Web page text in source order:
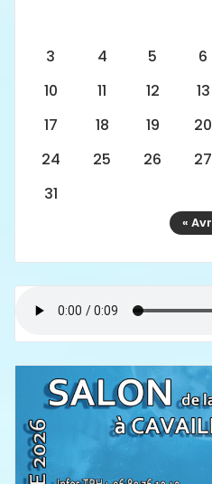
3
4 5 6
10
11 12 13
17
18 19 20
24
25 26 27
31
« Avr